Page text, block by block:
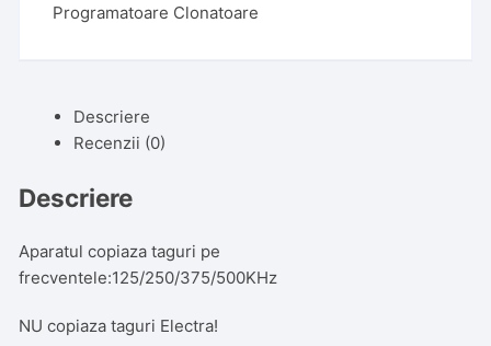
Programatoare Clonatoare
Descriere
Recenzii (0)
Descriere
Aparatul copiaza taguri pe
frecventele:125/250/375/500KHz
NU copiaza taguri Electra!